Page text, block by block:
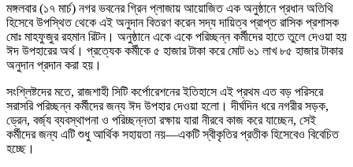
মঙ্গলবার (১৭ মার্চ) নগর ভবনের গ্রিন প্লাজায় আয়োজিত এক অনুষ্ঠানে প্রধান অতিথি
হিসেবে উপস্থিত থেকে এই অনুদান বিতরণ করেন সদ্য দায়িত্ব প্রাপ্ত রাসিক প্রশাসক
মোঃ মাহফুজুর রহমান রিটন। অনুষ্ঠানে একে একে পরিচ্ছন্ন কর্মীদের হাতে তুলে দেওয়া হয়
ঈদ উপহারের অর্থ। প্রত্যেক কর্মীকে ৫ হাজার টাকা করে মোট ৬১ লাখ ৮৫ হাজার টাকার
অনুদান প্রদান করা হয়।
সংশ্লিষ্টদের মতে, রাজশাহী সিটি কর্পোরেশনের ইতিহাসে এই প্রথম এত বড় পরিসরে
সরাসরি পরিচ্ছন্ন কর্মীদের জন্য ঈদ উপহার দেওয়া হলো। দীর্ঘদিন ধরে নগরীর সড়ক,
ড্রেন, বর্জ্য ব্যবস্থাপনা ও পরিচ্ছন্নতা রক্ষায় যারা নীরবে কাজ করে যাচ্ছেন, সেই
কর্মীদের জন্য এটি শুধু আর্থিক সহায়তা নয়—একটি স্বীকৃতির প্রতীক হিসেবেও বিবেচিত
হচ্ছে।